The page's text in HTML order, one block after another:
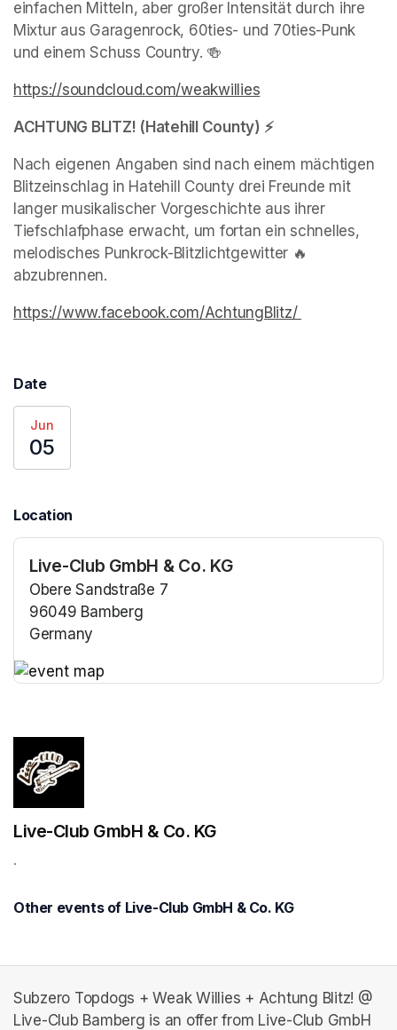
einfachen Mitteln, aber großer Intensität durch ihre
Mixtur aus Garagenrock, 60ties- und 70ties-Punk
und einem Schuss Country. 🍻
https://soundcloud.com/weakwillies
ACHTUNG BLITZ! (Hatehill County) ⚡
Nach eigenen Angaben sind nach einem mächtigen
Blitzeinschlag in Hatehill County drei Freunde mit
langer musikalischer Vorgeschichte aus ihrer
Tiefschlafphase erwacht, um fortan ein schnelles,
melodisches Punkrock-Blitzlichtgewitter 🔥
abzubrennen.
https://www.facebook.com/AchtungBlitz/
Date
Jun
05
Location
Live-Club GmbH & Co. KG
Obere Sandstraße 7
96049 Bamberg
Germany
Live-Club GmbH & Co. KG
.
Other events of Live-Club GmbH & Co. KG
Subzero Topdogs + Weak Willies + Achtung Blitz! @
Live-Club Bamberg is an offer from Live-Club GmbH